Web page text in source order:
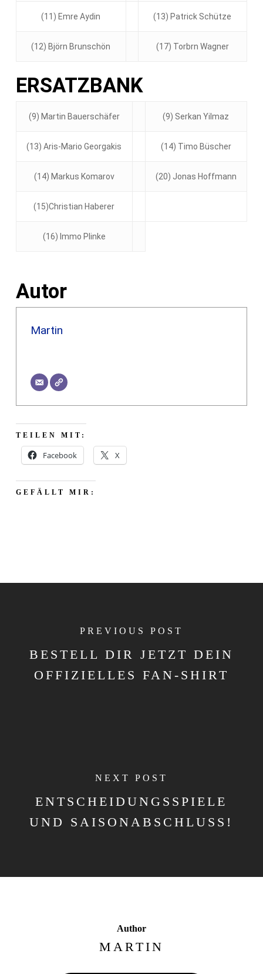
(11) Emre Aydin (13) Patrick Schütze
(12) Björn Brunschön (17) Torbrn Wagner
ERSATZBANK
(9) Martin Bauerschäfer (9) Serkan Yilmaz
(13) Aris-Mario Georgakis (14) Timo Büscher
(14) Markus Komarov (20) Jonas Hoffmann
(15)Christian Haberer
(16) Immo Plinke
Autor
Martin
TEILEN MIT:
Facebook X
GEFÄLLT MIR:
PREVIOUS POST
BESTELL DIR JETZT DEIN
OFFIZIELLES FAN-SHIRT
NEXT POST
ENTSCHEIDUNGSSPIELE
UND SAISONABSCHLUSS!
Author
MARTIN